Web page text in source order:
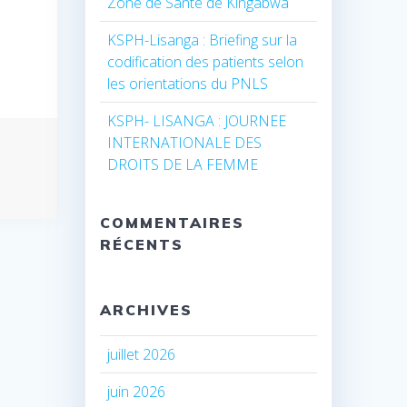
KSPH-Lisanga : Briefing sur la
codification des patients selon
les orientations du PNLS
KSPH- LISANGA : JOURNEE
INTERNATIONALE DES
DROITS DE LA FEMME
COMMENTAIRES
RÉCENTS
ARCHIVES
juillet 2026
juin 2026